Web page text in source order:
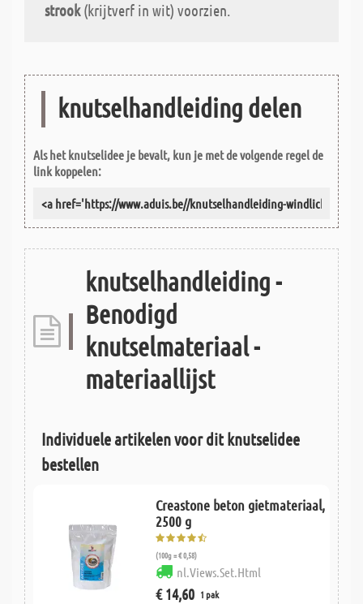
strook(krijtverf in wit) voorzien.
knutselhandleiding delen
Als het knutselidee je bevalt, kun je met de volgende regel de
link koppelen:
knutselhandleiding -
Benodigd
knutselmateriaal -
materiaallijst
Individuele artikelen voor dit knutselidee
bestellen
Creastone beton gietmateriaal,
2500 g
(100g = € 0,58)
nl.Views.Set.Html
€ 14,60 1 pak